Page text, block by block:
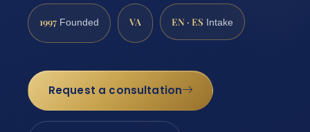
1997 Founded VA EN · ES Intake
Request a consultation